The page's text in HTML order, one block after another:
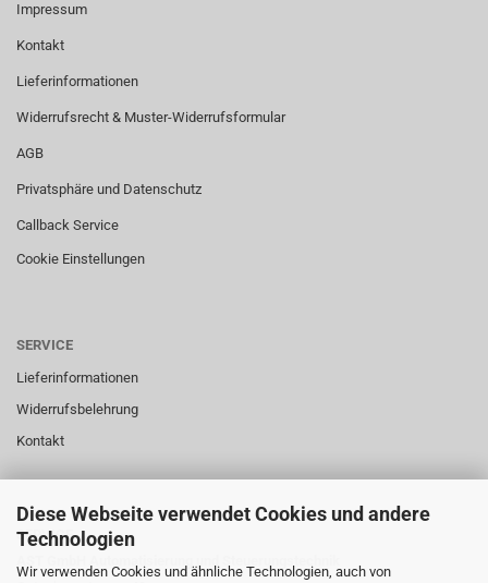
Diese Webseite verwendet Cookies und andere
Technologien
Wir verwenden Cookies und ähnliche Technologien, auch von
Impressum
Kontakt
Lieferinformationen
Widerrufsrecht & Muster-Widerrufsformular
AGB
Privatsphäre und Datenschutz
Callback Service
Cookie Einstellungen
SERVICE
Lieferinformationen
Widerrufsbelehrung
Kontakt
SERVICE